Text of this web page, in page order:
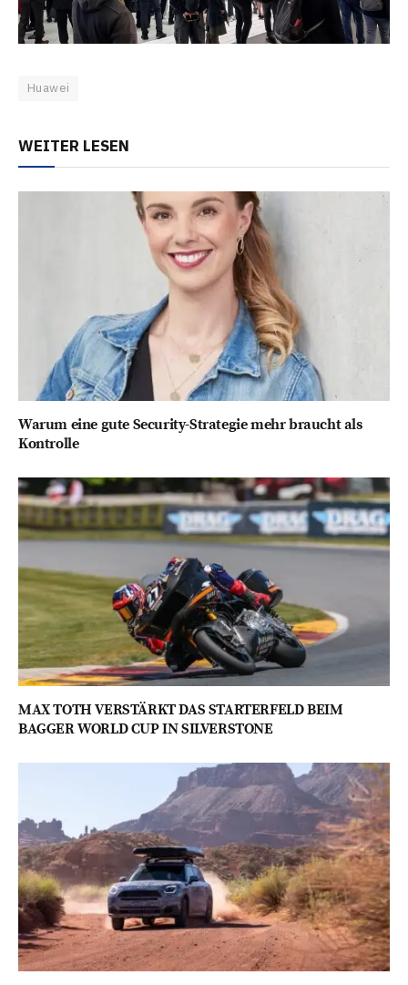
Huawei
WEITER LESEN
Warum eine gute Security-Strategie mehr braucht als
Kontrolle
MAX TOTH VERSTÄRKT DAS STARTERFELD BEIM
BAGGER WORLD CUP IN SILVERSTONE